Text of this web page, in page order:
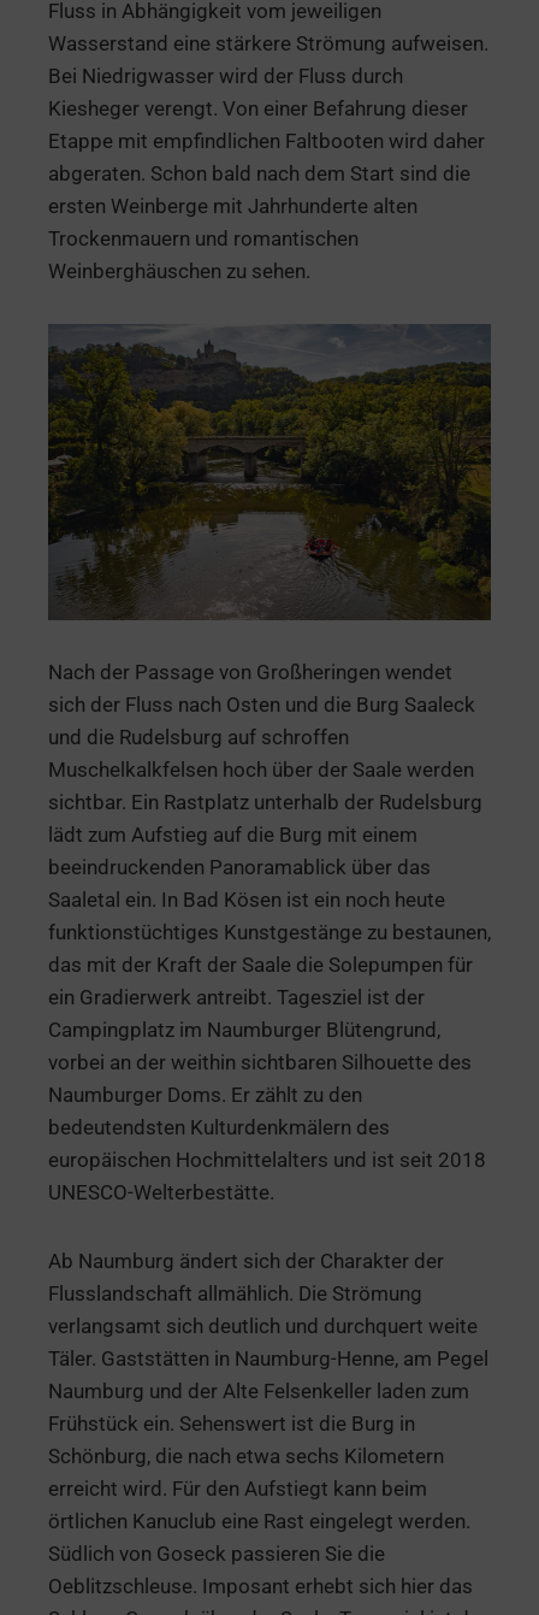
Fluss in Abhängigkeit vom jeweiligen
Wasserstand eine stärkere Strömung aufweisen.
Bei Niedrigwasser wird der Fluss durch
Kiesheger verengt. Von einer Befahrung dieser
Etappe mit empfindlichen Faltbooten wird daher
abgeraten. Schon bald nach dem Start sind die
ersten Weinberge mit Jahrhunderte alten
Trockenmauern und romantischen
Weinberghäuschen zu sehen.
Nach der Passage von Großheringen wendet
sich der Fluss nach Osten und die Burg Saaleck
und die Rudelsburg auf schroffen
Muschelkalkfelsen hoch über der Saale werden
sichtbar. Ein Rastplatz unterhalb der Rudelsburg
lädt zum Aufstieg auf die Burg mit einem
beeindruckenden Panoramablick über das
Saaletal ein. In Bad Kösen ist ein noch heute
funktionstüchtiges Kunstgestänge zu bestaunen,
das mit der Kraft der Saale die Solepumpen für
ein Gradierwerk antreibt. Tagesziel ist der
Campingplatz im Naumburger Blütengrund,
vorbei an der weithin sichtbaren Silhouette des
Naumburger Doms. Er zählt zu den
bedeutendsten Kulturdenkmälern des
europäischen Hochmittelalters und ist seit 2018
UNESCO-Welterbestätte.
Ab Naumburg ändert sich der Charakter der
Flusslandschaft allmählich. Die Strömung
verlangsamt sich deutlich und durchquert weite
Täler. Gaststätten in Naumburg-Henne, am Pegel
Naumburg und der Alte Felsenkeller laden zum
Frühstück ein. Sehenswert ist die Burg in
Schönburg, die nach etwa sechs Kilometern
erreicht wird. Für den Aufstiegt kann beim
örtlichen Kanuclub eine Rast eingelegt werden.
Südlich von Goseck passieren Sie die
Oeblitzschleuse. Imposant erhebt sich hier das